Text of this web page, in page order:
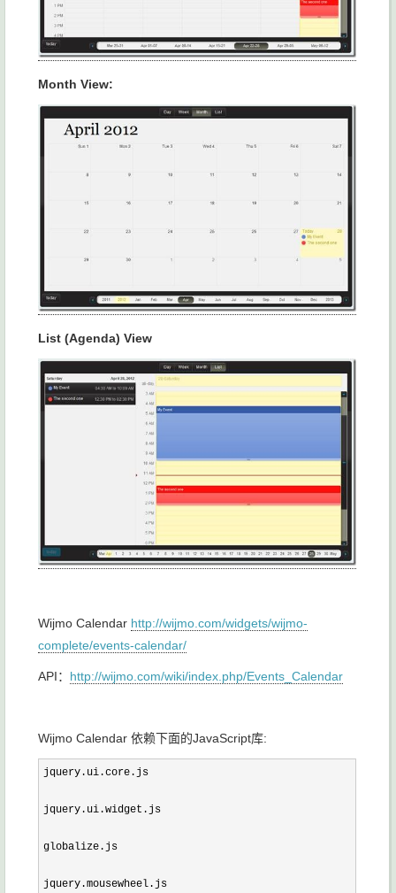
Month View:
List (Agenda) View
Wijmo Calendar http://wijmo.com/widgets/wijmo-
complete/events-calendar/
API： http://wijmo.com/wiki/index.php/Events_Calendar
Wijmo Calendar 依赖下面的JavaScript库:
jquery.ui.core.js
jquery.ui.widget.js
globalize.js
jquery.mousewheel.js